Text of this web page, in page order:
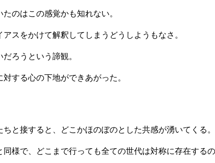
のはこの感覚かも知れない。
スをかけて解釈してしまうどうしようもなさ。
ろうという諦観。
する心の下地ができあがった。
と接すると、どこかほのぼのとした共感が湧いてく
様で、どこまで行っても全ての世代は対称に存在するの